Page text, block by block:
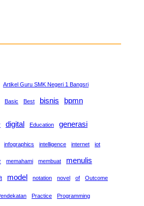
Artikel Guru SMK Negeri 1 Bangsri
Basic Best bisnis bpmn
digital Education generasi
infographics intelligence internet iot
memahami membuat
menulis
model notation novel of Outcome
Practice Programming